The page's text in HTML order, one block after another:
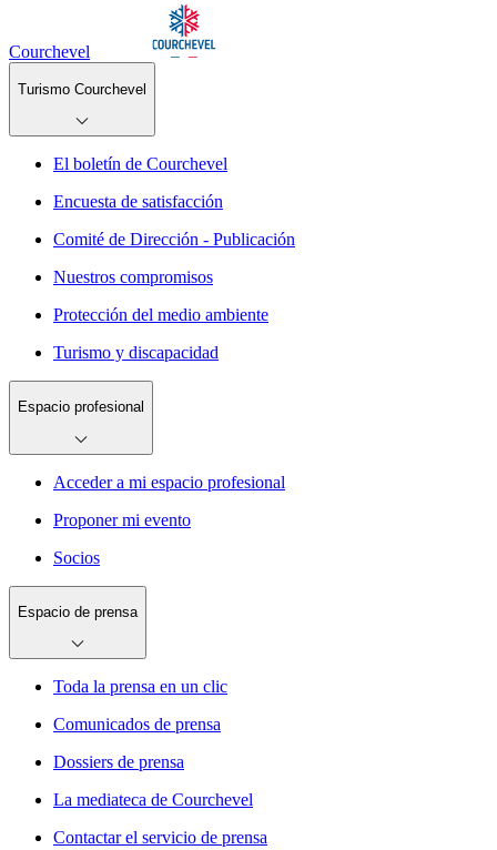
Courchevel
Turismo Courchevel
El boletín de Courchevel
Encuesta de satisfacción
Comité de Dirección - Publicación
Nuestros compromisos
Protección del medio ambiente
Turismo y discapacidad
Espacio profesional
Acceder a mi espacio profesional
Proponer mi evento
Socios
Espacio de prensa
Toda la prensa en un clic
Comunicados de prensa
Dossiers de prensa
La mediateca de Courchevel
Contactar el servicio de prensa